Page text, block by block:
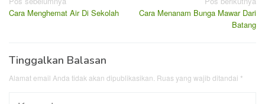
pos
Cara Menghemat Air Di Sekolah
Cara Menanam Bunga Mawar Dari
Batang
Tinggalkan Balasan
Alamat email Anda tidak akan dipublikasikan. Ruas yang wajib ditandai *